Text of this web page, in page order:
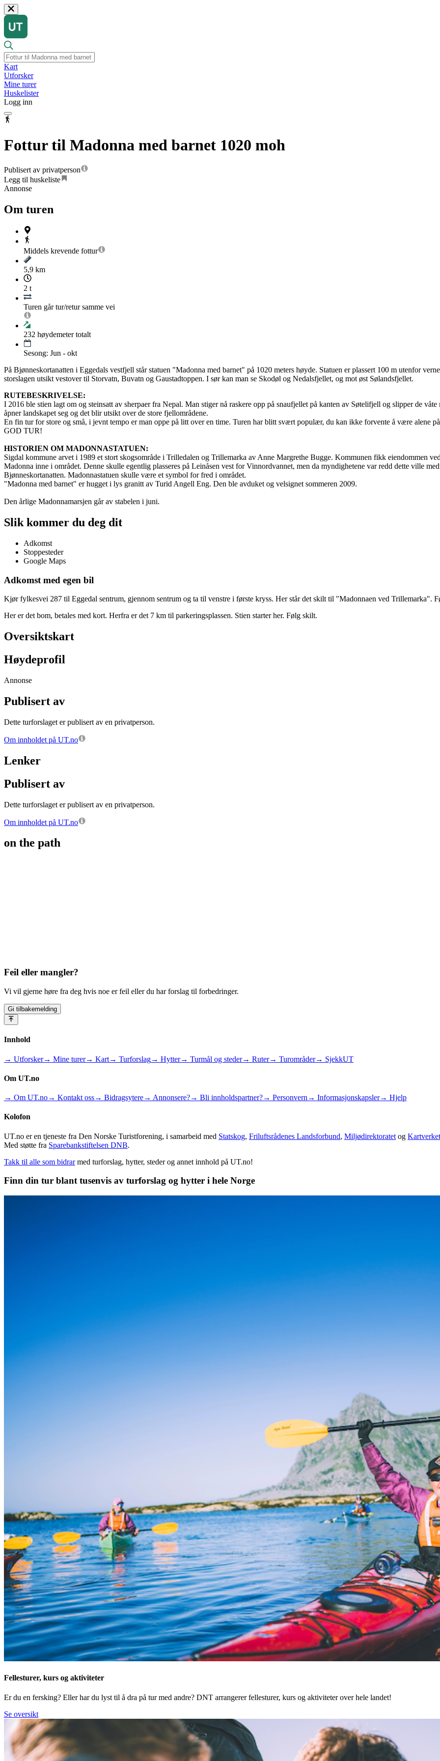
Kart
Utforsker
Mine turer
Huskelister
Logg inn
Fottur til Madonna med barnet 1020 moh
Publisert av privatperson
Legg til huskeliste
Annonse
Om turen
Middels krevende fottur
5,9 km
2 t
Turen går tur/retur samme vei
232 høydemeter totalt
Sesong: Jun - okt
På Bjønneskortanatten i Eggedals vestfjell står statuen "Madonna med barnet" på 1020 meters høyde. Statuen er plassert 100 m utenfor
storslagen utsikt vestover til Storvatn, Buvatn og Gaustadtoppen. I sør kan man se Skodøl og Nedalsfjellet, og mot øst Sølandsfjellet.
RUTEBESKRIVELSE:
I 2016 ble stien lagt om og steinsatt av sherpaer fra Nepal. Man stiger nå raskere opp på snaufjellet på kanten av Søtelifjell og slipper de
åpner landskapet seg og det blir utsikt over de store fjellområdene.
En fin tur for store og små, i jevnt tempo er man oppe på litt over en time. Turen har blitt svært populær, du kan ikke forvente å være alene
GOD TUR!
HISTORIEN OM MADONNASTATUEN:
Sigdal kommune arvet i 1989 et stort skogsområde i Trilledalen og Trillemarka av Anne Margrethe Bugge. Kommunen fikk eiendommen
Madonna inne i området. Denne skulle egentlig plasseres på Leinåsen vest for Vinnordvannet, men da myndighetene var redd dette ville
Bjønneskortanatten. Madonnastatuen skulle være et symbol for fred i området.
"Madonna med barnet" er hugget i lys granitt av Turid Angell Eng. Den ble avduket og velsignet sommeren 2009.
Den årlige Madonnamarsjen går av stabelen i juni.
Slik kommer du deg dit
Adkomst
Stoppesteder
Google Maps
Adkomst med egen bil
Kjør fylkesvei 287 til Eggedal sentrum, gjennom sentrum og ta til venstre i første kryss. Her står det skilt til "Madonnaen ved Trillemarka".
Her er det bom, betales med kort. Herfra er det 7 km til parkeringsplassen. Stien starter her. Følg skilt.
Oversiktskart
Høydeprofil
Annonse
Publisert av
Dette turforslaget er publisert av en privatperson.
Om innholdet på UT.no
Lenker
Publisert av
Dette turforslaget er publisert av en privatperson.
Om innholdet på UT.no
on the path
Feil eller mangler?
Vi vil gjerne høre fra deg hvis noe er feil eller du har forslag til forbedringer.
Gi tilbakemelding
Innhold
→ Utforsker→ Mine turer→ Kart→ Turforslag→ Hytter→ Turmål og steder→ Ruter→ Turområder→ SjekkUT
Om UT.no
→ Om UT.no→ Kontakt oss→ Bidragsytere→ Annonsere?→ Bli innholdspartner?→ Personvern → Informasjonskapsler→ Hjelp
Kolofon
UT.no er en tjeneste fra Den Norske Turistforening, i samarbeid med Statskog, Friluftsrådenes Landsforbund, Miljødirektoratet og Kartverket
Med støtte fra Sparebankstiftelsen DNB.
Takk til alle som bidrar med turforslag, hytter, steder og annet innhold på UT.no!
Finn din tur blant tusenvis av turforslag og hytter i hele Norge
Fellesturer, kurs og aktiviteter
Er du en fersking? Eller har du lyst til å dra på tur med andre? DNT arrangerer fellesturer, kurs og aktiviteter over hele landet!
Se oversikt